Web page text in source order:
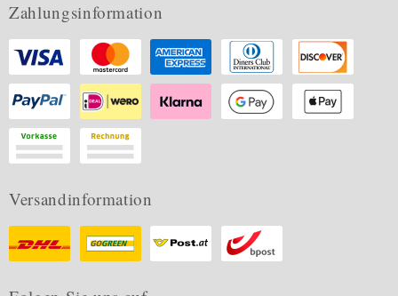
Zahlungsinformation
Versandinformation